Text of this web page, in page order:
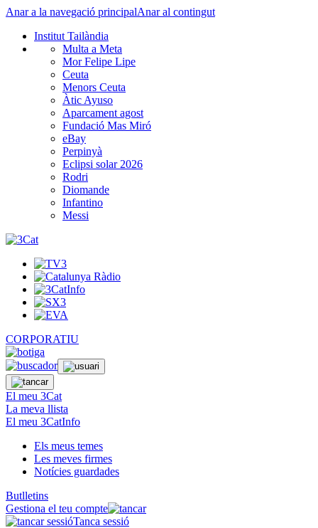
Anar a la navegació principalAnar al contingut
Institut Tailàndia
Multa a Meta
Mor Felipe Lipe
Ceuta
Menors Ceuta
Àtic Ayuso
Aparcament agost
Fundació Mas Miró
eBay
Perpinyà
Eclipsi solar 2026
Rodri
Diomande
Infantino
Messi
CORPORATIU
El meu 3Cat
La meva llista
El meu 3CatInfo
Els meus temes
Les meves firmes
Notícies guardades
Butlletins
Gestiona el teu compte
Tanca sessió